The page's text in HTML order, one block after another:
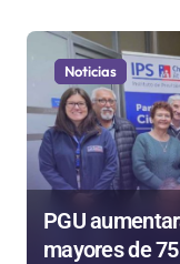
Noticias
PGU
mayores de